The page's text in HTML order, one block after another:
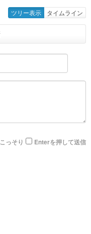
ツリー表示 タイムライン
こっそり Enterを押して送信